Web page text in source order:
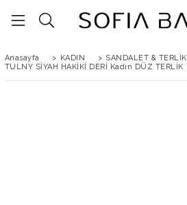
Anasayfa > KADIN > SANDALET & TERLİK
TULNY SİYAH HAKİKİ DERİ Kadın DÜZ TERLİK